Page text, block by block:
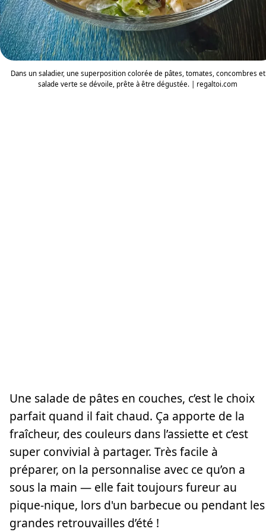
Dans un saladier, une superposition colorée de pâtes, tomates, concombres et
salade verte se dévoile, prête à être dégustée. | regaltoi.com
Une salade de pâtes en couches, c’est le choix
parfait quand il fait chaud. Ça apporte de la
fraîcheur, des couleurs dans l’assiette et c’est
super convivial à partager. Très facile à
préparer, on la personnalise avec ce qu’on a
sous la main — elle fait toujours fureur au
pique-nique, lors d'un barbecue ou pendant les
grandes retrouvailles d’été !